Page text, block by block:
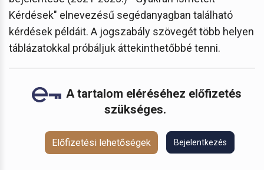
Kérdések" elnevezésű segédanyagban található
kérdések példáit. A jogszabály szövegét több helyen
táblázatokkal próbáljuk áttekinthetőbbé tenni.
A tartalom eléréséhez előfizetés
szükséges.
Előfizetési lehetőségek Bejelentkezés